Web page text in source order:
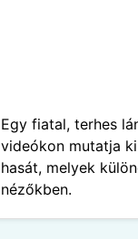
Egy fiatal, terhes
videókon mutatja
hasát, melyek
nézőkben.